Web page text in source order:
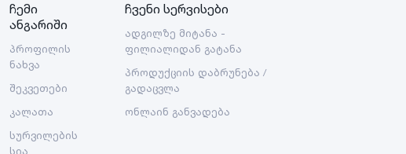
ჩემი
ანგარიში
პროფილის
ნახვა
შეკვეთები
კალათა
სურვილების
სია
ჩვენი სერვისები
ადგილზე მიტანა -
ფილიალიდან გატანა
პროდუქციის დაბრუნება /
გადაცვლა
ონლაინ განვადება